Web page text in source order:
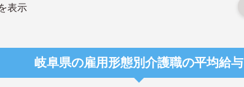
表示
岐阜県の雇用形態別介護職の平均給与